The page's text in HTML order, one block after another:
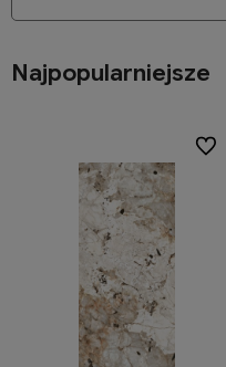
Najpopularniejsze
Do